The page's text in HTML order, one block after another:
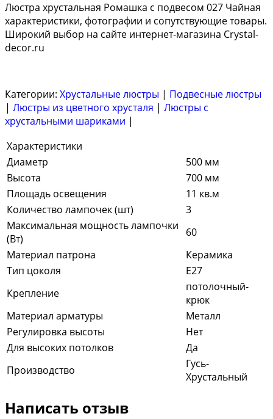
Люстра хрустальная Ромашка с подвесом 027 Чайная
характеристики, фотографии и сопутствующие товары.
Широкий выбор на сайте интернет-магазина Crystal-
decor.ru
Категории: Хрустальные люстры | Подвесные люстры
| Люстры из цветного хрусталя | Люстры с
хрустальными шариками |
Характеристики
Диаметр
500 мм
Высота
700 мм
Площадь освещения
11 кв.м
Количество лампочек (шт)
3
Максимальная мощность лампочки
(Вт)
60
Материал патрона
Керамика
Тип цоколя
E27
Крепление
потолочный-
крюк
Материал арматуры
Металл
Регулировка высоты
Нет
Для высоких потолков
Да
Производство
Гусь-
Хрустальный
Написать отзыв